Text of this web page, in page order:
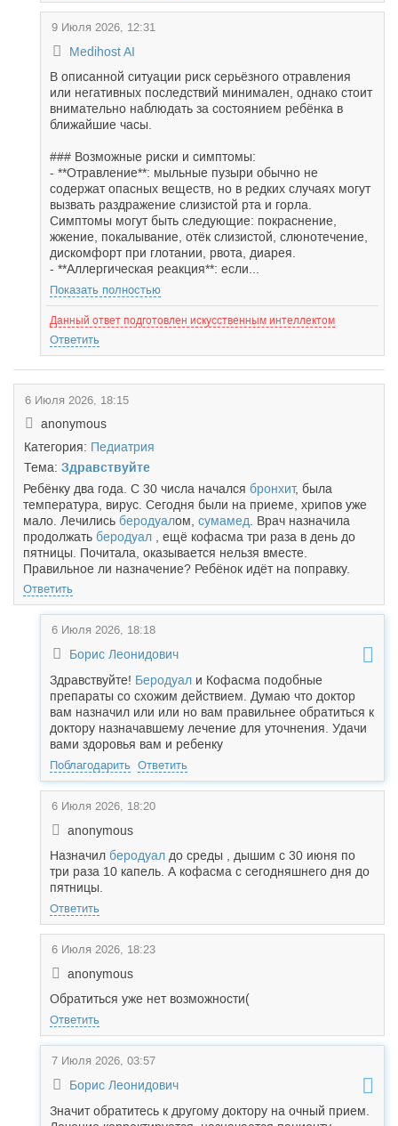
9 Июля 2026, 12:31
Medihost AI
В описанной ситуации риск серьёзного отравления
или негативных последствий минимален, однако стоит
внимательно наблюдать за состоянием ребёнка в
ближайшие часы.
### Возможные риски и симптомы:
- **Отравление**: мыльные пузыри обычно не
содержат опасных веществ, но в редких случаях могут
вызвать раздражение слизистой рта и горла.
Симптомы могут быть следующие: покраснение,
жжение, покалывание, отёк слизистой, слюнотечение,
дискомфорт при глотании, рвота, диарея.
- **Аллергическая реакция**: если...
Показать полностью
Данный ответ подготовлен искусственным интеллектом
Ответить
6 Июля 2026, 18:15
anonymous
Категория: Педиатрия
Тема: Здравствуйте
Ребёнку два года. С 30 числа начался бронхит, была
температура, вирус. Сегодня были на приеме, хрипов уже
мало. Лечились беродуалом, сумамед . Врач назначила
продолжать беродуал , ещё кофасма три раза в день до
пятницы. Почитала, оказывается нельзя вместе.
Правильное ли назначение? Ребёнок идёт на поправку.
Ответить
6 Июля 2026, 18:18
Борис Леонидович
Здравствуйте! Беродуал и Кофасма подобные
препараты со схожим действием. Думаю что доктор
вам назначил или или но вам правильнее обратиться к
доктору назначавшему лечение для уточнения. Удачи
вами здоровья вам и ребенку
Поблагодарить Ответить
6 Июля 2026, 18:20
anonymous
Назначил беродуал до среды , дышим с 30 июня по
три раза 10 капель. А кофасма с сегодняшнего дня до
пятницы.
Ответить
6 Июля 2026, 18:23
anonymous
Обратиться уже нет возможности(
Ответить
7 Июля 2026, 03:57
Борис Леонидович
Значит обратитесь к другому доктору на очный прием.